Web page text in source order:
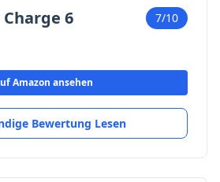
6 7/10
Amazon ansehen
Bewertung Lesen